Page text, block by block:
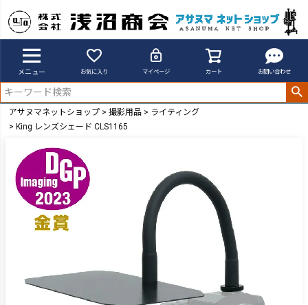
メニュー お気に入り マイページ カート お問い合わせ
アサヌマネットショップ 撮影用品
ライティング
King レンズシェード CLS1165